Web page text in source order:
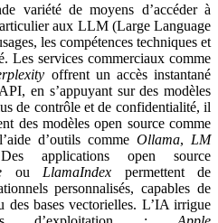
variété de moyens d’accéder à
aux LLM (Large Language
les compétences techniques et
Les services commerciaux comme
offrent un accès instantané
en s’appuyant sur des modèles
de contrôle et de confidentialité, il
des modèles open source comme
d’outils commeOllama, LM
applications open source
ou LlamaIndex permettent de
personnalisés, capables de
des bases vectorielles. L’IA irrigue